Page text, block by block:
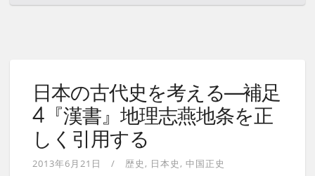
日本の古代史を考える—補足
4『漢書』地理志燕地条を正
しく引用する
2013年6月21日 歴史 日本史 中国正史